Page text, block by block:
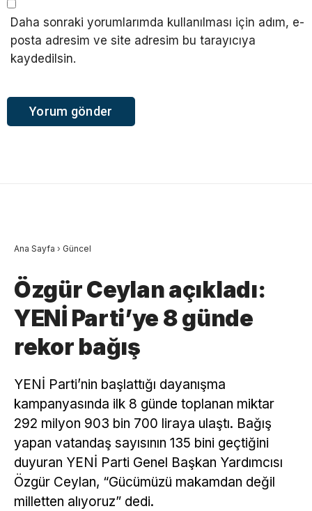
Daha sonraki yorumlarımda kullanılması için adım, e-
posta adresim ve site adresim bu tarayıcıya
kaydedilsin.
Ana Sayfa › Güncel
Özgür Ceylan açıkladı:
YENİ Parti’ye 8 günde
rekor bağış
YENİ Parti’nin başlattığı dayanışma
kampanyasında ilk 8 günde toplanan miktar
292 milyon 903 bin 700 liraya ulaştı. Bağış
yapan vatandaş sayısının 135 bini geçtiğini
duyuran YENİ Parti Genel Başkan Yardımcısı
Özgür Ceylan, “Gücümüzü makamdan değil
milletten alıyoruz” dedi.